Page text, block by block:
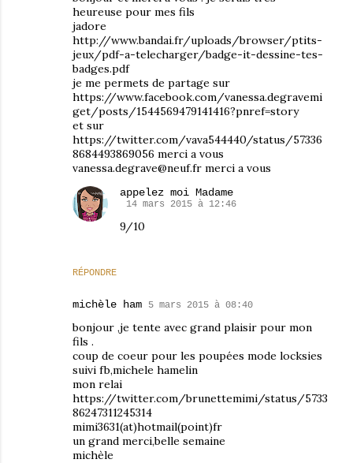
heureuse pour mes fils
jadore
http://www.bandai.fr/uploads/browser/ptits-
jeux/pdf-a-telecharger/badge-it-dessine-tes-
badges.pdf
je me permets de partage sur
https://www.facebook.com/vanessa.degravemi
get/posts/1544569479141416?pnref=story
et sur
https://twitter.com/vava544440/status/57336
8684493869056 merci a vous
vanessa.degrave@neuf.fr merci a vous
RÉPONDRE
appelez moi Madame
14 mars 2015 à 12:46
9/10
michèle ham 5 mars 2015 à 08:40
bonjour ,je tente avec grand plaisir pour mon
fils .
coup de coeur pour les poupées mode locksies
suivi fb,michele hamelin
mon relai
https://twitter.com/brunettemimi/status/5733
86247311245314
mimi3631(at)hotmail(point)fr
un grand merci,belle semaine
michèle